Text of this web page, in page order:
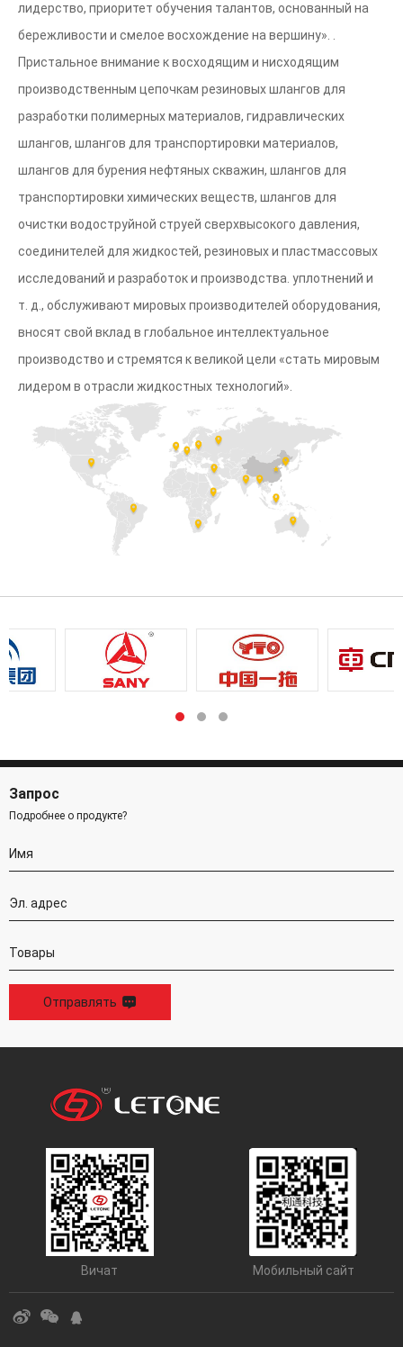
лидерство, приоритет обучения талантов, основанный на
бережливости и смелое восхождение на вершину». .
Пристальное внимание к восходящим и нисходящим
производственным цепочкам резиновых шлангов для
разработки полимерных материалов, гидравлических
шлангов, шлангов для транспортировки материалов,
шлангов для бурения нефтяных скважин, шлангов для
транспортировки химических веществ, шлангов для
очистки водоструйной струей сверхвысокого давления,
соединителей для жидкостей, резиновых и пластмассовых
исследований и разработок и производства. уплотнений и
т. д., обслуживают мировых производителей оборудования,
вносят свой вклад в глобальное интеллектуальное
производство и стремятся к великой цели «стать мировым
лидером в отрасли жидкостных технологий».
Запрос
Подробнее о продукте?
Отправлять
Вичат Мобильный сайт